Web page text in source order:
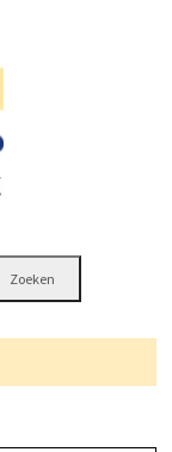
Zoeken